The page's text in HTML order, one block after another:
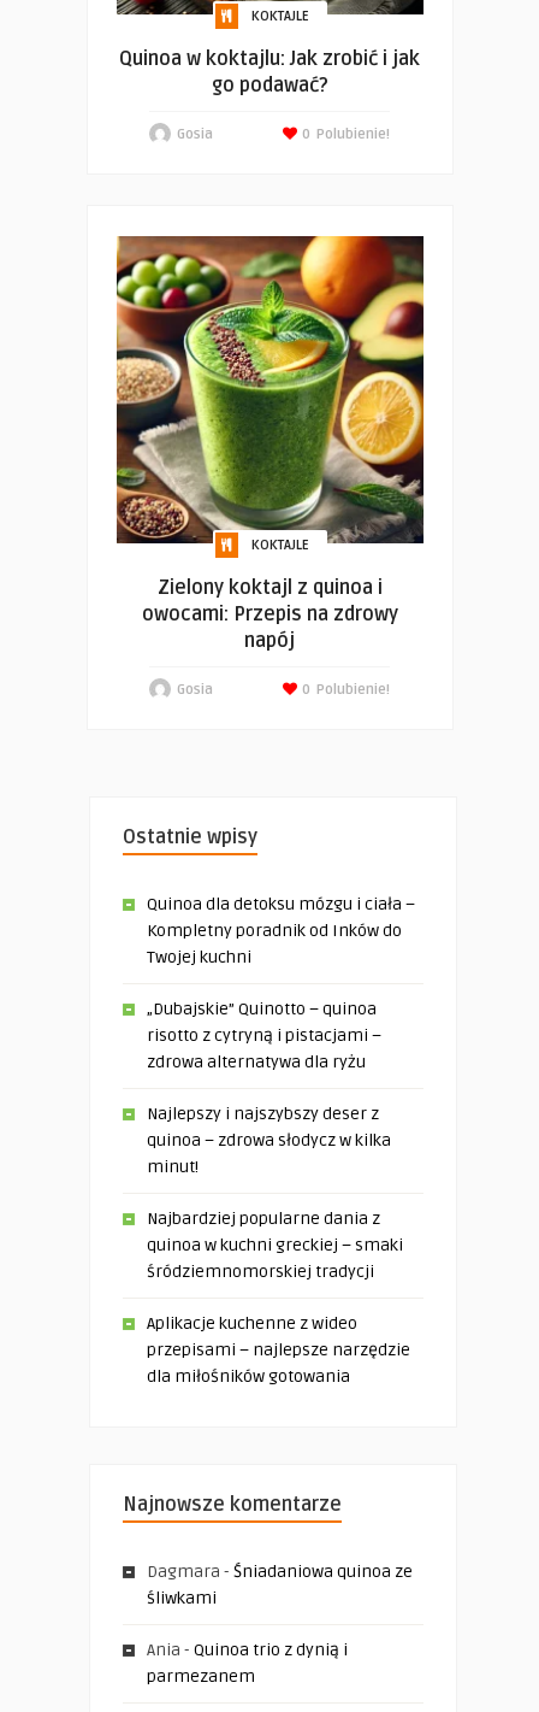
KOKTAJLE
Quinoa w koktajlu: Jak zrobić i jak
go podawać?
Gosia Polubienie!
0
KOKTAJLE
Zielony koktajl z quinoa i
owocami: Przepis na zdrowy
napój
Gosia Polubienie!
0
Ostatnie wpisy
Quinoa dla detoksu mózgu i ciała –
Kompletny poradnik od Inków do
Twojej kuchni
„Dubajskie” Quinotto – quinoa
risotto z cytryną i pistacjami –
zdrowa alternatywa dla ryżu
Najlepszy i najszybszy deser z
quinoa – zdrowa słodycz w kilka
minut!
Najbardziej popularne dania z
quinoa w kuchni greckiej – smaki
śródziemnomorskiej tradycji
Aplikacje kuchenne z wideo
przepisami – najlepsze narzędzie
dla miłośników gotowania
Najnowsze komentarze
Dagmara - Śniadaniowa quinoa ze
śliwkami
Ania - Quinoa trio z dynią i
parmezanem